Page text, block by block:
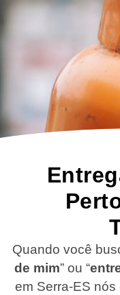
Quando você
de mim” ou “
em Serra-ES